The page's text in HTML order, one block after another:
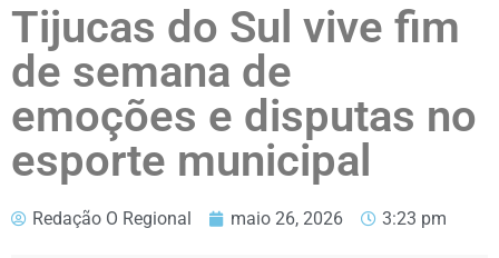
Tijucas do Sul vive fim
de semana de
emoções e disputas no
esporte municipal
Redação O Regional maio 26, 2026 3:23 pm